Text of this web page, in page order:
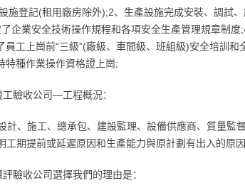
施登記(租用廠房除外);2、生產設施完成安裝、調試
企業安全技術操作規程和各項安全生產管理規章制
工上崗前“三級”(廠級、車間級、班組級)安全培訓
特種作業操作資格證上崗;
驗收公司—工程概況：
計、施工、總承包、建設監理、設備供應商、質量監
工期提前或延遲原因和生產能力與原計劃有出入的原
驗收公司選擇我們的理由是：